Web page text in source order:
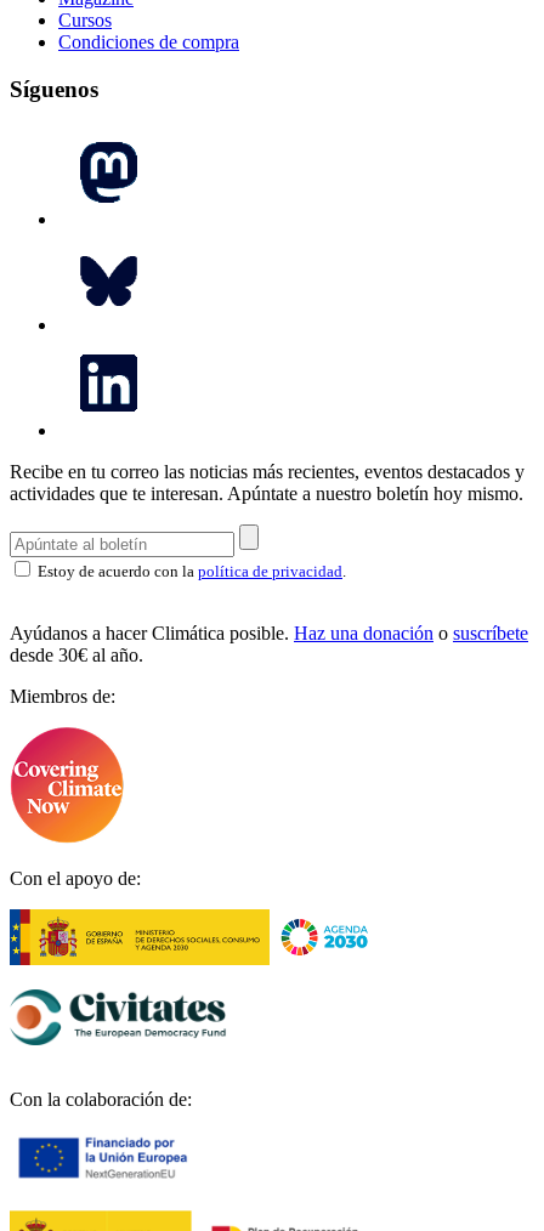
Cursos
Condiciones de compra
Síguenos
Recibe en tu correo las noticias más recientes, eventos destacados y
actividades que te interesan. Apúntate a nuestro boletín hoy mismo.
Estoy de acuerdo con la política de privacidad.
Ayúdanos a hacer Climática posible. Haz una donación o suscríbete
desde 30€ al año.
Miembros de:
Con el apoyo de:
Con la colaboración de: